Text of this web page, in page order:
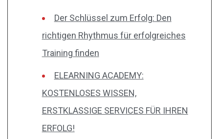
Der Schlüssel zum Erfolg: Den
richtigen Rhythmus für erfolgreiches
Training finden
ELEARNING ACADEMY:
KOSTENLOSES WISSEN,
ERSTKLASSIGE SERVICES FÜR IHREN
ERFOLG!